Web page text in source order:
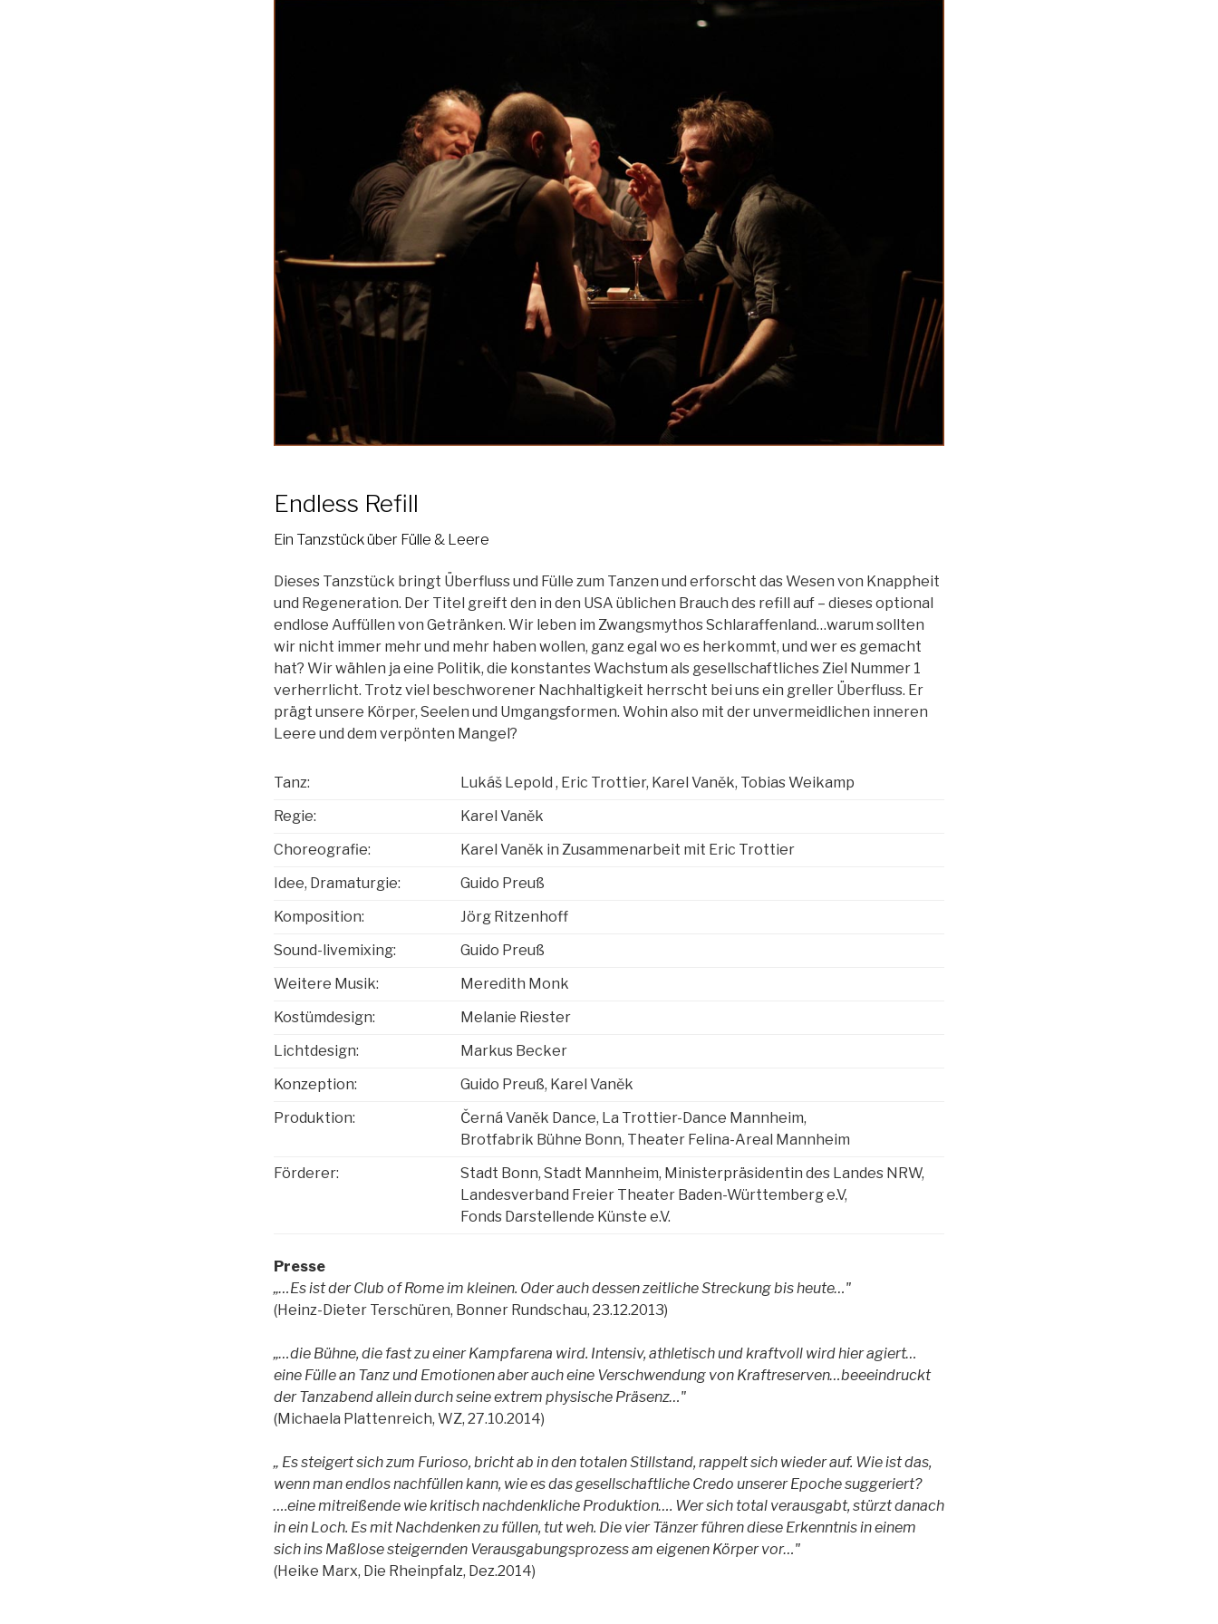
Endless Refill
Ein Tanzstück über Fülle & Leere
Dieses Tanzstück bringt Überfluss und Fülle zum Tanzen und erforscht das Wesen von Knappheit
und Regeneration. Der Titel greift den in den USA üblichen Brauch des refill auf – dieses optional
endlose Auffüllen von Getränken. Wir leben im Zwangsmythos Schlaraffenland…warum sollten
wir nicht immer mehr und mehr haben wollen, ganz egal wo es herkommt, und wer es gemacht
hat? Wir wählen ja eine Politik, die konstantes Wachstum als gesellschaftliches Ziel Nummer 1
verherrlicht. Trotz viel beschworener Nachhaltigkeit herrscht bei uns ein greller Überfluss. Er
prägt unsere Körper, Seelen und Umgangsformen. Wohin also mit der unvermeidlichen inneren
Leere und dem verpönten Mangel?
Tanz:
Lukáš Lepold , Eric Trottier, Karel Vaněk, Tobias Weikamp
Regie:
Karel Vaněk
Choreografie:
Karel Vaněk in Zusammenarbeit mit Eric Trottier
Idee, Dramaturgie:
Guido Preuß
Komposition:
Jörg Ritzenhoff
Sound-livemixing:
Guido Preuß
Weitere Musik:
Meredith Monk
Kostümdesign:
Melanie Riester
Lichtdesign:
Markus Becker
Konzeption:
Guido Preuß, Karel Vaněk
Produktion:
Černá Vaněk Dance, La Trottier-Dance Mannheim,
Brotfabrik Bühne Bonn, Theater Felina-Areal Mannheim
Förderer:
Stadt Bonn, Stadt Mannheim, Ministerpräsidentin des Landes NRW,
Landesverband Freier Theater Baden-Württemberg e.V,
Fonds Darstellende Künste e.V.
Presse
„…Es ist der Club of Rome im kleinen. Oder auch dessen zeitliche Streckung bis heute…"
(Heinz-Dieter Terschüren, Bonner Rundschau, 23.12.2013)
„…die Bühne, die fast zu einer Kampfarena wird. Intensiv, athletisch und kraftvoll wird hier agiert…
eine Fülle an Tanz und Emotionen aber auch eine Verschwendung von Kraftreserven…beeeindruckt
der Tanzabend allein durch seine extrem physische Präsenz…"
(Michaela Plattenreich, WZ, 27.10.2014)
„ Es steigert sich zum Furioso, bricht ab in den totalen Stillstand, rappelt sich wieder auf. Wie ist das,
wenn man endlos nachfüllen kann, wie es das gesellschaftliche Credo unserer Epoche suggeriert?
….eine mitreißende wie kritisch nachdenkliche Produktion…. Wer sich total verausgabt, stürzt danach
in ein Loch. Es mit Nachdenken zu füllen, tut weh. Die vier Tänzer führen diese Erkenntnis in einem
sich ins Maßlose steigernden Verausgabungsprozess am eigenen Körper vor…"
(Heike Marx, Die Rheinpfalz, Dez.2014)